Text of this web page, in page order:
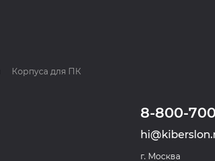
Корпуса для ПК
8-800-
г. Москва